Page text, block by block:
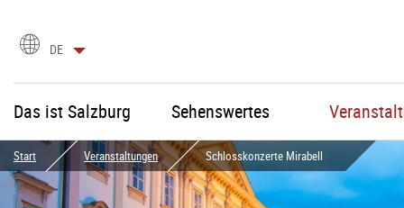
Sprachauswahl
DE
Das ist Salzburg Sehenswertes
Start Veranstaltungen Schlosskonzerte Mirabell